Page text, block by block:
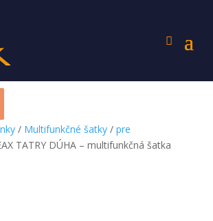
/ Multifunkčné šatky/ pre
TATRY DÚHA – multifunkčná šatka